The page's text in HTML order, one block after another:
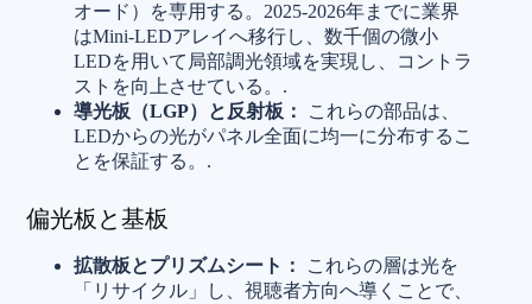
オード）を専用する。2025-2026年までに業界
はMini-LEDアレイへ移行し、数千個の微小
LEDを用いて局部調光領域を実現し、コントラ
ストを向上させている。.
導光板（LGP）と反射板：
これらの部品は、
LEDからの光がパネル全面に均一に分布するこ
とを保証する。.
偏光板と基板
拡散板とプリズムシート：
これらの層は光を
「リサイクル」し、視聴者方向へ導くことで、